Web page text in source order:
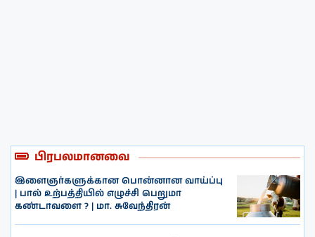
பிரபலமானவை
இளைஞர்களுக்கான பொன்னான வாய்ப்பு
| பால் உற்பத்தியில் எழுச்சி பெறுமா
கண்டாவளை ? | மா. சுவேந்திரன்